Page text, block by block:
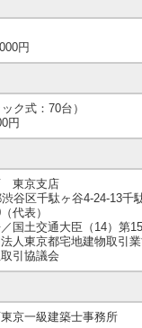
円
ク式：70台）
円
東京支店
谷区千駄ヶ谷4-24-13千
代表）
国土交通大臣（14）第
人東京都宅地建物取引
引協議会
京一級建築士事務所